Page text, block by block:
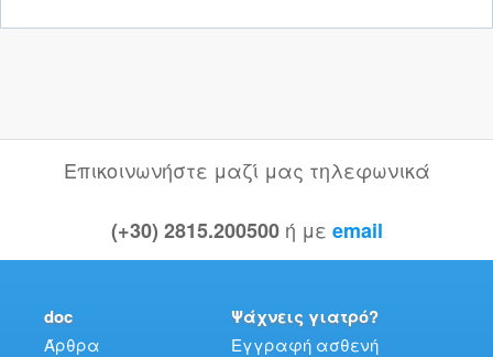
Επικοινωνήστε μαζί μας τηλεφωνικά
(+30) 2815.200500 ή με email
doc
Άρθρα
Ψάχνεις γιατρό?
Εγγραφή ασθενή